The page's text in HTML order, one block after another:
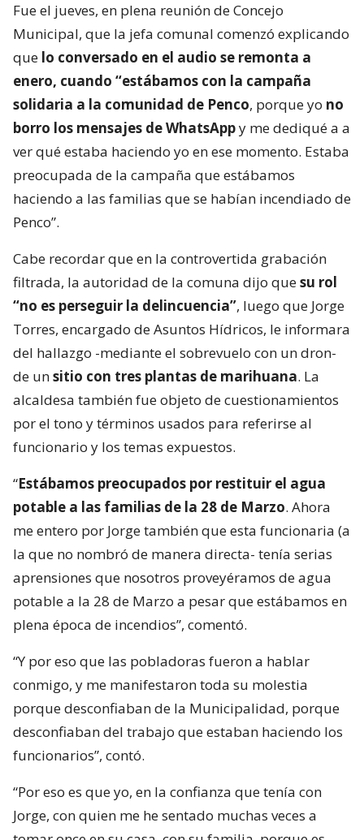
Fue el jueves, en plena reunión de Concejo
Municipal, que la jefa comunal comenzó explicando
que lo conversado en el audio se remonta a
enero, cuando “estábamos con la campaña
solidaria a la comunidad de Penco, porque yo no
borro los mensajes de WhatsAppy me dediqué a a
ver qué estaba haciendo yo en ese momento. Estaba
preocupada de la campaña que estábamos
haciendo a las familias que se habían incendiado de
Penco”.
Cabe recordar que en la controvertida grabación
filtrada, la autoridad de la comuna dijo quesu rol
“no es perseguir la delincuencia”, luego que Jorge
Torres, encargado de Asuntos Hídricos, le informara
del hallazgo -mediante el sobrevuelo con un dron-
de unsitio con tres plantas de marihuana. La
alcaldesa también fue objeto de cuestionamientos
por el tono y términos usados para referirse al
funcionario y los temas expuestos.
“Estábamos preocupados por restituir el agua
potable a las familias de la 28 de Marzo. Ahora
me entero por Jorge también que esta funcionaria (a
la que no nombró de manera directa- tenía serias
aprensiones que nosotros proveyéramos de agua
potable a la 28 de Marzo a pesar que estábamos en
plena época de incendios”, comentó.
“Y por eso que las pobladoras fueron a hablar
conmigo, y me manifestaron toda su molestia
porque desconfiaban de la Municipalidad, porque
desconfiaban del trabajo que estaban haciendo los
funcionarios”, contó.
“Por eso es que yo, en la confianza que tenía con
Jorge, con quien me he sentado muchas veces a